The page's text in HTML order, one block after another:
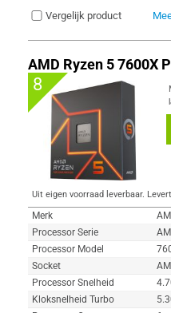
Vergelijk product
AMD Ryzen 5 7600X
8
Uit eigen voorraad leverbaar.
Merk
Processor Serie
Processor Model
Socket
Processor Snelheid
Kloksnelheid Turbo